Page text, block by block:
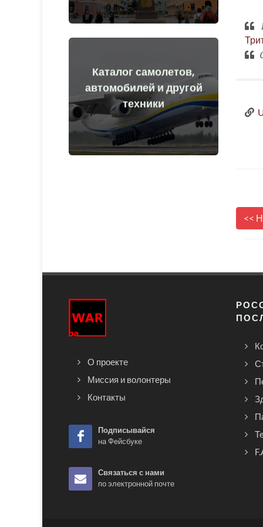
Каталог самолетов,
автомобилей и другой
техники
Самолеты, машины, технические
средства до и после начала войны
Перейти
<<
О проекте
Миссия и волонтеры
Контакты
Подписывайся
на Фейсбуке
Связаться с нами
по электронной почте